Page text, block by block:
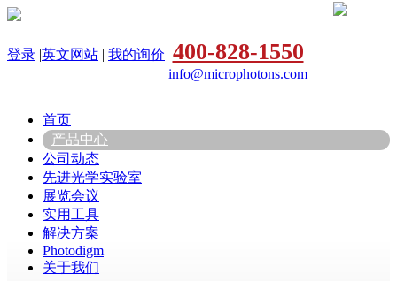
登录 |英文网站 | 我的询价 400-828-1550
info@microphotons.com
首页
产品中心
公司动态
先进光学实验室
展览会议
实用工具
解决方案
Photodigm
关于我们